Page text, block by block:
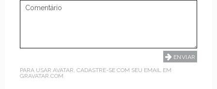
PARA USAR AVATAR, CADASTRE-SE COM SEU EMAIL EM
GRAVATAR.COM